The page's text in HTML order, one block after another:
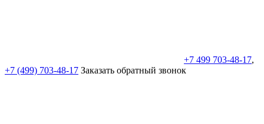
+7 499 703-48-17,
+7 (499) 703-48-17 Заказать обратный звонок